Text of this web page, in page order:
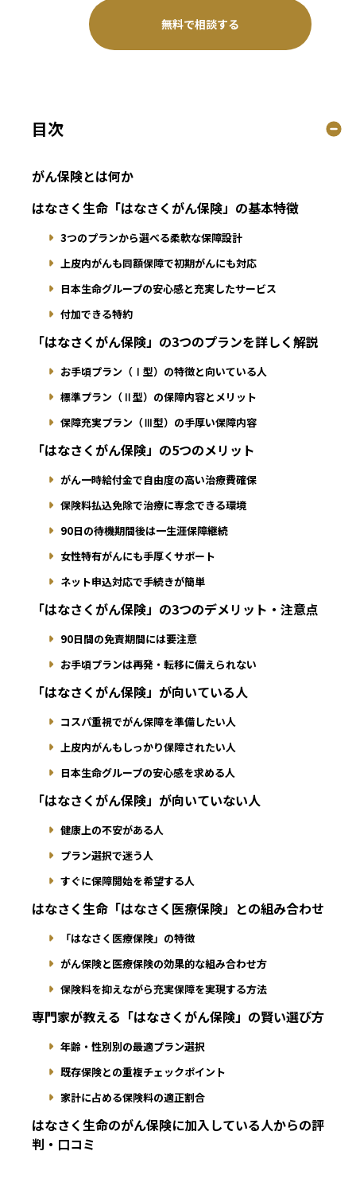
無料で相談する
目次
がん保険とは何か
はなさく生命「はなさくがん保険」の基本特徴
3つのプランから選べる柔軟な保障設計
上皮内がんも同額保障で初期がんにも対応
日本生命グループの安心感と充実したサービス
付加できる特約
「はなさくがん保険」の3つのプランを詳しく解説
お手頃プラン（Ⅰ型）の特徴と向いている人
標準プラン（Ⅱ型）の保障内容とメリット
保障充実プラン（Ⅲ型）の手厚い保障内容
「はなさくがん保険」の5つのメリット
がん一時給付金で自由度の高い治療費確保
保険料払込免除で治療に専念できる環境
90日の待機期間後は一生涯保障継続
女性特有がんにも手厚くサポート
ネット申込対応で手続きが簡単
「はなさくがん保険」の3つのデメリット・注意点
90日間の免責期間には要注意
お手頃プランは再発・転移に備えられない
「はなさくがん保険」が向いている人
コスパ重視でがん保障を準備したい人
上皮内がんもしっかり保障されたい人
日本生命グループの安心感を求める人
「はなさくがん保険」が向いていない人
健康上の不安がある人
プラン選択で迷う人
すぐに保障開始を希望する人
はなさく生命「はなさく医療保険」との組み合わせ
「はなさく医療保険」の特徴
がん保険と医療保険の効果的な組み合わせ方
保険料を抑えながら充実保障を実現する方法
専門家が教える「はなさくがん保険」の賢い選び方
年齢・性別別の最適プラン選択
既存保険との重複チェックポイント
家計に占める保険料の適正割合
はなさく生命のがん保険に加入している人からの評
判・口コミ